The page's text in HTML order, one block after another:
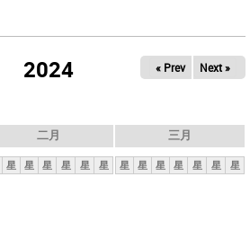
2024 « Prev Next »
二月
星 星 星 星 星 星
三月
星 星 星 星 星 星 星